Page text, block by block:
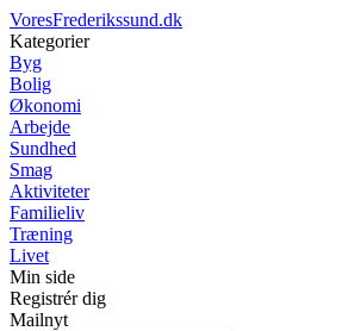
VoresFrederikssund.dk
Kategorier
Byg
Bolig
Økonomi
Arbejde
Sundhed
Smag
Aktiviteter
Familieliv
Træning
Livet
Min side
Registrér dig
Mailnyt